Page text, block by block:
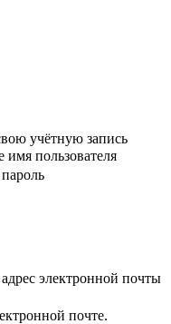
учётную запись
имя пользователя
электронной почты
почте.